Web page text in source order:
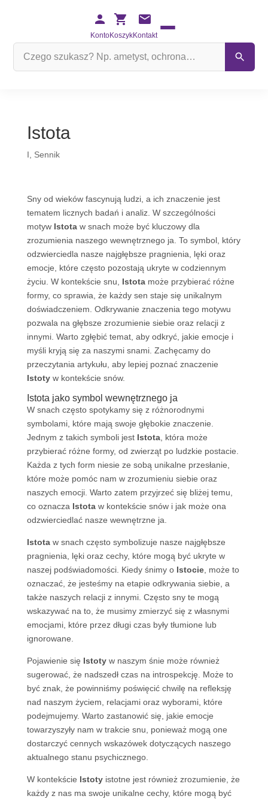
KontoKoszykKontakt
Istota
I Sennik
Sny od wieków fascynują ludzi, a ich znaczenie jest
tematem licznych badań i analiz. W szczególności
motyw Istotaw snach może być kluczowy dla
zrozumienia naszego wewnętrznego ja. To symbol, który
odzwierciedla nasze najgłębsze pragnienia, lęki oraz
emocje, które często pozostają ukryte w codziennym
życiu. W kontekście snu, Istotamoże przybierać różne
formy, co sprawia, że każdy sen staje się unikalnym
doświadczeniem. Odkrywanie znaczenia tego motywu
pozwala na głębsze zrozumienie siebie oraz relacji z
innymi. Warto zgłębić temat, aby odkryć, jakie emocje i
myśli kryją się za naszymi snami. Zachęcamy do
przeczytania artykułu, aby lepiej poznać znaczenie
Istotyw kontekście snów.
Istota jako symbol wewnętrznego ja
W snach często spotykamy się z różnorodnymi
symbolami, które mają swoje głębokie znaczenie.
Jednym z takich symboli jest Istota, która może
przybierać różne formy, od zwierząt po ludzkie postacie.
Każda z tych form niesie ze sobą unikalne przesłanie,
które może pomóc nam w zrozumieniu siebie oraz
naszych emocji. Warto zatem przyjrzeć się bliżej temu,
co oznacza Istotaw kontekście snów i jak może ona
odzwierciedlać nasze wewnętrzne ja.
Istotaw snach często symbolizuje nasze najgłębsze
pragnienia, lęki oraz cechy, które mogą być ukryte w
naszej podświadomości. Kiedy śnimy o Istocie, może to
oznaczać, że jesteśmy na etapie odkrywania siebie, a
także naszych relacji z innymi. Często sny te mogą
wskazywać na to, że musimy zmierzyć się z własnymi
emocjami, które przez długi czas były tłumione lub
ignorowane.
Pojawienie się Istotyw naszym śnie może również
sugerować, że nadszedł czas na introspekcję. Może to
być znak, że powinniśmy poświęcić chwilę na refleksję
nad naszym życiem, relacjami oraz wyborami, które
podejmujemy. Warto zastanowić się, jakie emocje
towarzyszyły nam w trakcie snu, ponieważ mogą one
dostarczyć cennych wskazówek dotyczących naszego
aktualnego stanu psychicznego.
W kontekście Istotyistotne jest również zrozumienie, że
każdy z nas ma swoje unikalne cechy, które mogą być